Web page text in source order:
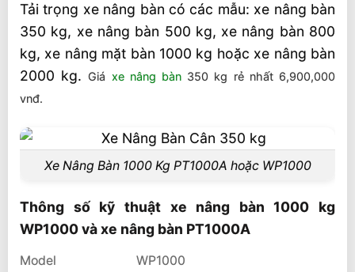
Tải trọng xe nâng bàn có các mẫu: xe nâng bàn
350 kg, xe nâng bàn 500 kg, xe nâng bàn 800
kg, xe nâng mặt bàn 1000 kg hoặc xe nâng bàn
2000 kg.Giá xe nâng bàn 350 kg rẻ nhất 6,900,000
vnđ.
Xe Nâng Bàn 1000 Kg PT1000A hoặc WP1000
Thông số kỹ thuật xe nâng bàn 1000 kg
WP1000 và xe nâng bàn PT1000A
Model
WP1000